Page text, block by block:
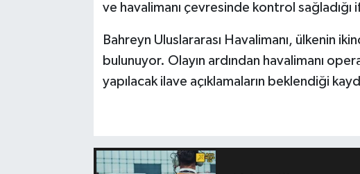
ve havalimanı çevresinde kontrol sağladığı
Bahreyn Uluslararası Havalimanı, ülkenin
bulunuyor. Olayın ardından havalimanı
yapılacak ilave açıklamaların beklendiği